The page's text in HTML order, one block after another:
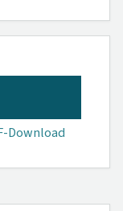
Download